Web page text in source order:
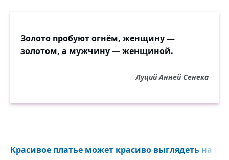
Золото пробуют огнём, женщину —
золотом, а мужчину — женщиной.
Луций Анней Сенека
Красивое платье может красиво выглядеть на